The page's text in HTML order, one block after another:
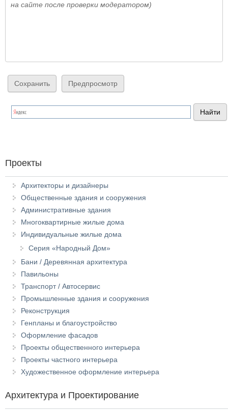
на сайте после проверки модератором)
Проекты
Архитекторы и дизайнеры
Общественные здания и сооружения
Административные здания
Многоквартирные жилые дома
Индивидуальные жилые дома
Серия «Народный Дом»
Бани / Деревянная архитектура
Павильоны
Транспорт / Автосервис
Промышленные здания и сооружения
Реконструкция
Генпланы и благоустройство
Оформление фасадов
Проекты общественного интерьера
Проекты частного интерьера
Художественное оформление интерьера
Архитектура и Проектирование